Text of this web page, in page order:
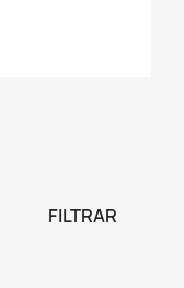
FILTRAR